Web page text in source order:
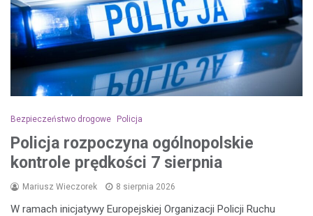
Bezpieczeństwo drogowe Policja
Policja rozpoczyna ogólnopolskie
kontrole prędkości 7 sierpnia
Mariusz Wieczorek 8 sierpnia 2026
W ramach inicjatywy Europejskiej Organizacji Policji Ruchu